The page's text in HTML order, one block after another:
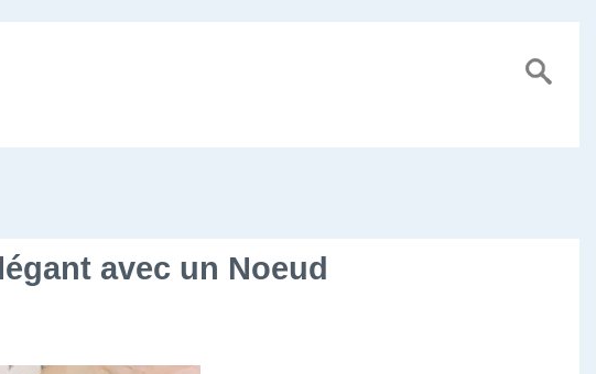
avec un Noeud